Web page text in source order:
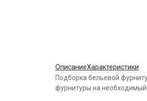
ОписаниеХарактеристики
Подборка бельевой
фурнитуры на